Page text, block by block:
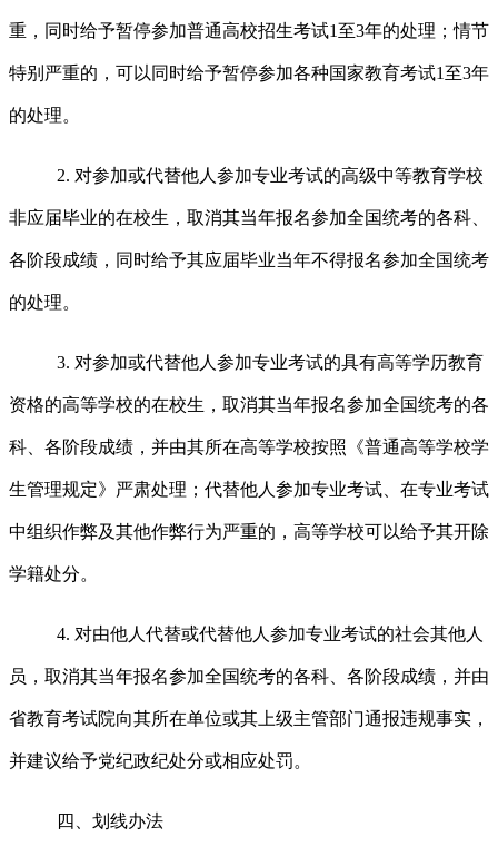
重，同时给予暂停参加普通高校招生考试1至3年的处理；情节
特别严重的，可以同时给予暂停参加各种国家教育考试1至3年
的处理。
2. 对参加或代替他人参加专业考试的高级中等教育学校
非应届毕业的在校生，取消其当年报名参加全国统考的各科、
各阶段成绩，同时给予其应届毕业当年不得报名参加全国统考
的处理。
3. 对参加或代替他人参加专业考试的具有高等学历教育
资格的高等学校的在校生，取消其当年报名参加全国统考的各
科、各阶段成绩，并由其所在高等学校按照《普通高等学校学
生管理规定》严肃处理；代替他人参加专业考试、在专业考试
中组织作弊及其他作弊行为严重的，高等学校可以给予其开除
学籍处分。
4. 对由他人代替或代替他人参加专业考试的社会其他人
员，取消其当年报名参加全国统考的各科、各阶段成绩，并由
省教育考试院向其所在单位或其上级主管部门通报违规事实，
并建议给予党纪政纪处分或相应处罚。
四、划线办法